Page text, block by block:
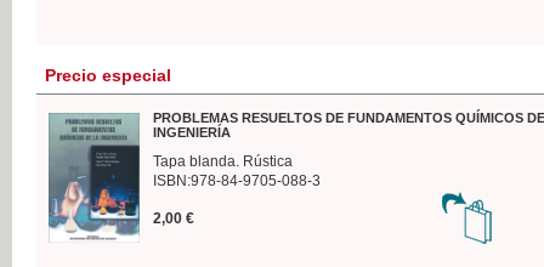
Precio especial
PROBLEMAS RESUELTOS DE FUNDAMENTOS QUÍMICOS
INGENIERÍA
Tapa blanda. Rústica
ISBN:978-84-9705-088-3
2,00 €